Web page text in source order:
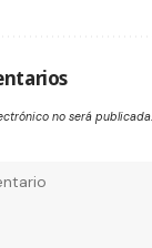
no será publicada.